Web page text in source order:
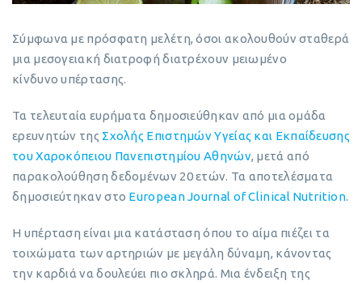
Σύμφωνα με πρόσφατη μελέτη, όσοι ακολουθούν σταθερά
μια μεσογειακή διατροφή διατρέχουν μειωμένο
κίνδυνο υπέρτασης.
Τα τελευταία ευρήματα δημοσιεύθηκαν από μια ομάδα
ερευνητών της Σχολής Επιστημών Υγείας και Εκπαίδευσης
του Χαροκόπειου Πανεπιστημίου Αθηνών, μετά από
παρακολούθηση δεδομένων 20 ετών. Τα αποτελέσματα
δημοσιεύτηκαν στο European Journal of Clinical Nutrition.
Η υπέρταση είναι μια κατάσταση όπου το αίμα πιέζει τα
τοιχώματα των αρτηριών με μεγάλη δύναμη, κάνοντας
την καρδιά να δουλεύει πιο σκληρά. Μια ένδειξη της